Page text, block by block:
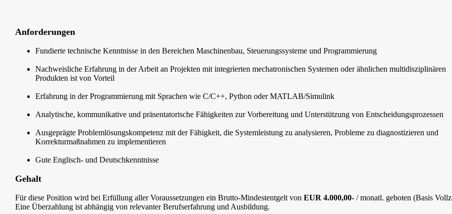
Anforderungen
Fundierte technische Kenntnisse in den Bereichen Maschinenbau, Steuerungssysteme und Programmierung
Nachweisliche Erfahrung in der Arbeit an Projekten mit integrierten mechatronischen Systemen oder ähnlichen multidisziplinären
Produkten ist von Vorteil
Erfahrung in der Programmierung mit Sprachen wie C/C++, Python oder MATLAB/Simulink
Analytische, kommunikative und präsentatorische Fähigkeiten zur Vorbereitung und Unterstützung von Entscheidungsprozessen
Ausgeprägte Problemlösungskompetenz mit der Fähigkeit, die Systemleistung zu analysieren, Probleme zu diagnostizieren und
Korrekturmaßnahmen zu implementieren
Gute Englisch- und Deutschkenntnisse
Gehalt
Für diese Position wird bei Erfüllung aller Voraussetzungen ein Brutto-Mindestentgelt von EUR 4.000,00- / monatl. geboten (Basis
Eine Überzahlung ist abhängig von relevanter Berufserfahrung und Ausbildung.